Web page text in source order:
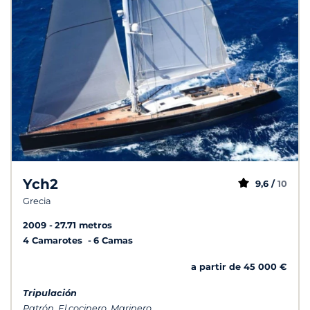
Ych2
Grecia
9,6 / 10
2009
27.71 metros
4 Camarotes
6 Camas
a partir de 45 000 €
Tripulación